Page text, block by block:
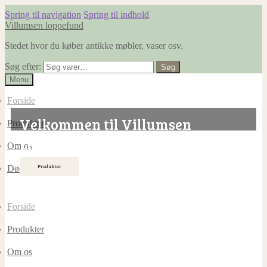
Spring til navigation Spring til indhold
Villumsen loppefund
Stedet hvor du køber antikke møbler, vaser osv.
Søg efter:
Søg
Menu
Forside
Produkter
Om os
Dødsboer ryddes
Forside
Produkter
Om os
Velkommen til Villumsen
Loppefund!
Produkter